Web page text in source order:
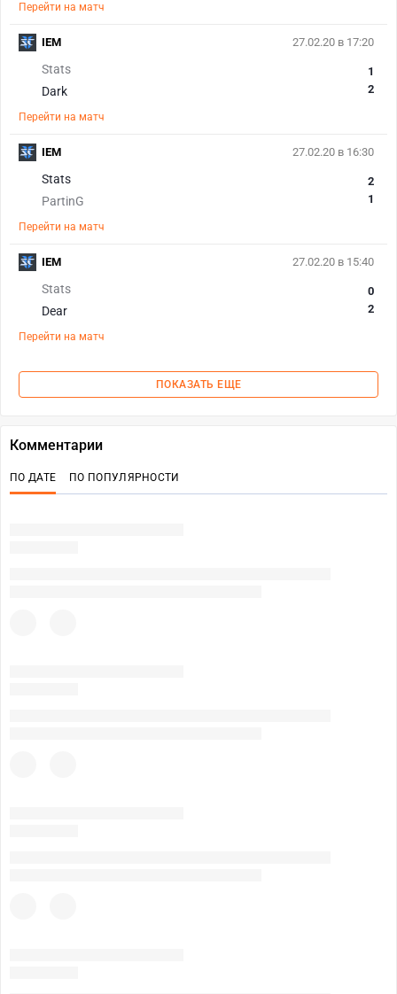
Перейти на матч
27.02.20 в 17:20
Stats
Dark
1
2
Перейти на матч
IEM
27.02.20 в 16:30
Stats
PartinG
2
1
Перейти на матч
IEM
27.02.20 в 15:40
Stats
Dear
0
2
Перейти на матч
IEM
ПОКАЗАТЬ ЕЩЕ
Комментарии
ПО ДАТЕ ПО ПОПУЛЯРНОСТИ